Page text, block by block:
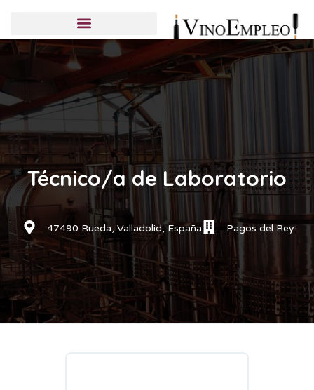
Candidatos Empresas Publicar una oferta
Técnico/a de Laboratorio
47490 Rueda, Valladolid, España Pagos del Rey